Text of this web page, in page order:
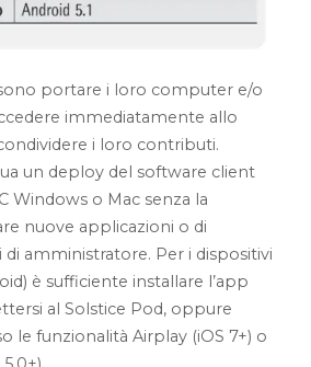
portare i loro computer e/o
immediatamente allo
i loro contributi.
un deploy del software client
Windows o Mac senza la
nuove applicazioni o di
di amministratore. Per i dispositivi
è sufficiente installare l’app
al Solstice Pod, oppure
le funzionalità Airplay (iOS 7+) o